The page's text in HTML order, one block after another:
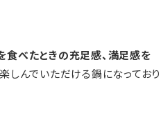
べたときの充足感、満足感を
しんでいただける鍋になってお